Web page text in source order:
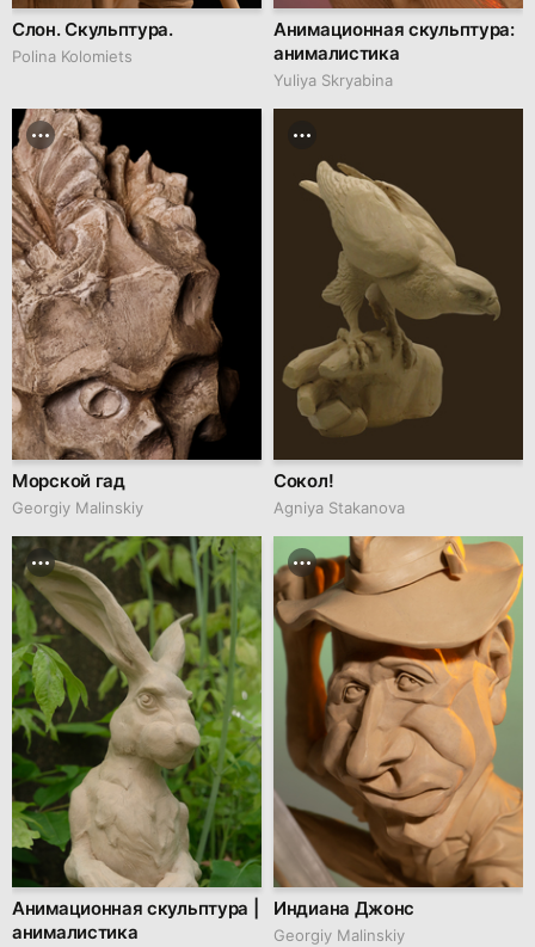
Слон. Скульптура.
Polina Kolomiets
Анимационная скульптура:
анималистика
Yuliya Skryabina
Морской гад
Georgiy Malinskiy
Сокол!
Agniya Stakanova
Анимационная скульптура |
анималистика
Индиана Джонс
Georgiy Malinskiy